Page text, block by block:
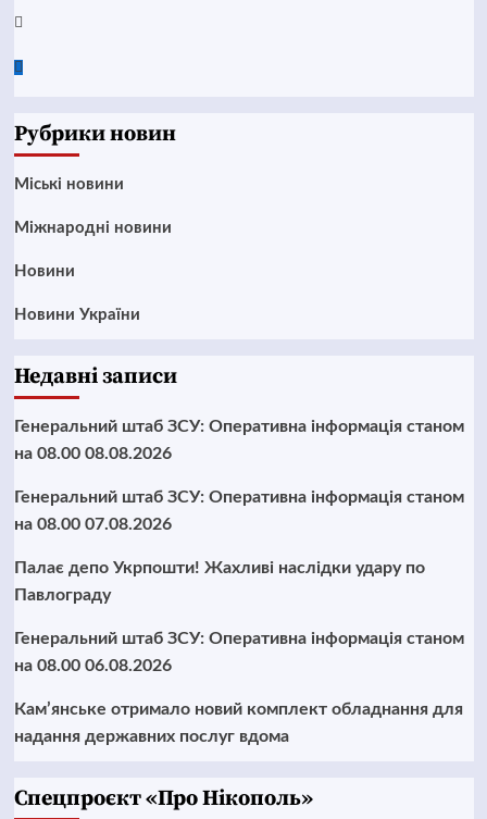
Twitter
Google
Рубрики новин
Mіські новини
Міжнародні новини
Новини
Новини України
Недавні записи
Генеральний штаб ЗСУ: Оперативна інформація станом
на 08.00 08.08.2026
Генеральний штаб ЗСУ: Оперативна інформація станом
на 08.00 07.08.2026
Палає депо Укрпошти! Жахливі наслідки удару по
Павлограду
Генеральний штаб ЗСУ: Оперативна інформація станом
на 08.00 06.08.2026
Кам’янське отримало новий комплект обладнання для
надання державних послуг вдома
Cпецпроєкт «Про Нікополь»